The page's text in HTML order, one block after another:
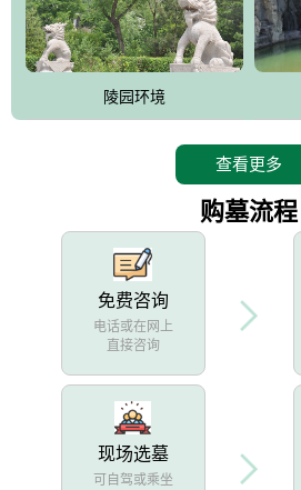
陵园环境
查看更多
购墓流程
免费咨询
电话或在网上
直接咨询
现场选墓
可自驾或乘坐